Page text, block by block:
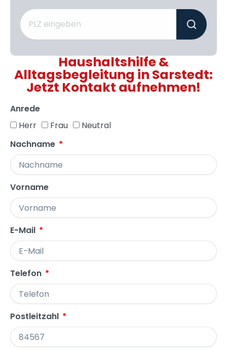
Haushaltshilfe &
Alltagsbegleitung in Sarstedt:
Jetzt Kontakt aufnehmen!
Anrede
Herr
Frau
Neutral
Nachname
Vorname
E-Mail
Telefon
Postleitzahl